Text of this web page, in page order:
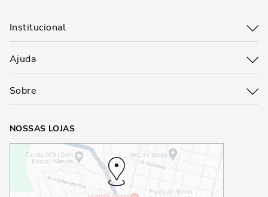
Institucional
Ajuda
Sobre
NOSSAS LOJAS